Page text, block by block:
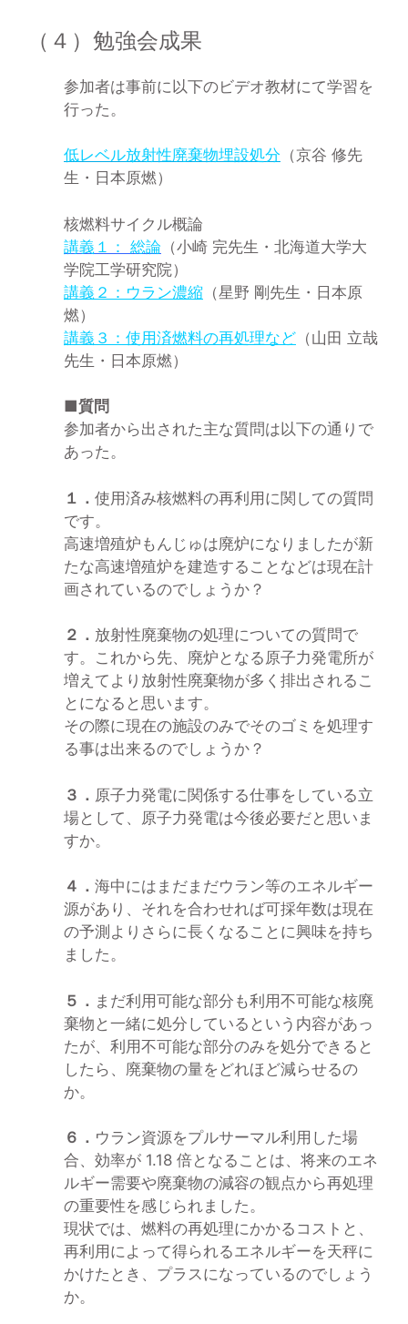
（４）勉強会成果
参加者は事前に以下のビデオ教材にて学習を
行った。
低レベル放射性廃棄物埋設処分 （京谷 修先
生・日本原燃）
核燃料サイクル概論
講義１： 総論 （小崎 完先生・北海道大学大
学院工学研究院）
講義２：ウラン濃縮 （星野 剛先生・日本原
燃）
講義３：使用済燃料の再処理など （山田 立哉
先生・日本原燃）
■質問
参加者から出された主な質問は以下の通りで
あった。
１． 使用済み核燃料の再利用に関しての質問
です。
高速増殖炉もんじゅは廃炉になりましたが新
たな高速増殖炉を建造することなどは現在計
画されているのでしょうか？
２． 放射性廃棄物の処理についての質問で
す。これから先、廃炉となる原子力発電所が
増えてより放射性廃棄物が多く排出されるこ
とになると思います。
その際に現在の施設のみでそのゴミを処理す
る事は出来るのでしょうか？
３． 原子力発電に関係する仕事をしている立
場として、原子力発電は今後必要だと思いま
すか。
４． 海中にはまだまだウラン等のエネルギー
源があり、それを合わせれば可採年数は現在
の予測よりさらに長くなることに興味を持ち
ました。
５． まだ利用可能な部分も利用不可能な核廃
棄物と一緒に処分しているという内容があっ
たが、利用不可能な部分のみを処分できると
したら、廃棄物の量をどれほど減らせるの
か。
６． ウラン資源をプルサーマル利用した場
合、効率が 1.18 倍となることは、将来のエネ
ルギー需要や廃棄物の減容の観点から再処理
の重要性を感じられました。
現状では、燃料の再処理にかかるコストと、
再利用によって得られるエネルギーを天秤に
かけたとき、プラスになっているのでしょう
か。